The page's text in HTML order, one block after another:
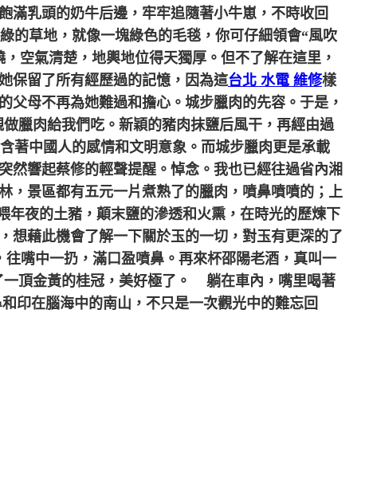
滿乳頭的奶牛后邊，牢牢追隨著小牛崽，不時收回
的草地，就像一塊綠色的毛毯，你可仔細領會“風吹
空氣清楚，地輿地位得天獨厚。但不了解在這里，
保留了所有經歷過的記憶，因為這台北 水電 維修樣
母不再為她難過和擔心。城步臘肉的先容。于是，
臘肉給我們吃。新穎的豬肉抹鹽后風干，再經由過
著中國人的感情和文明意象。而城步臘肉更是承載
然響起蔡修的輕聲提醒。悼念。我也已經往過省內湘
，景區都有五元一片煮熟了的臘肉，噴鼻噴噴的；上
夜的土豬，顛末鹽的滲透和火熏，在時光的歷煉下
想藉此機會了解一下關於玉的一切，對玉有更深的了
嘴中一扔，滿口盈噴鼻。再來杯邵陽老酒，真叫一
頂金黃的桂冠，美好極了。
躺在車內，嘴里喝著
印在腦海中的南山，不只是一次觀光中的難忘回